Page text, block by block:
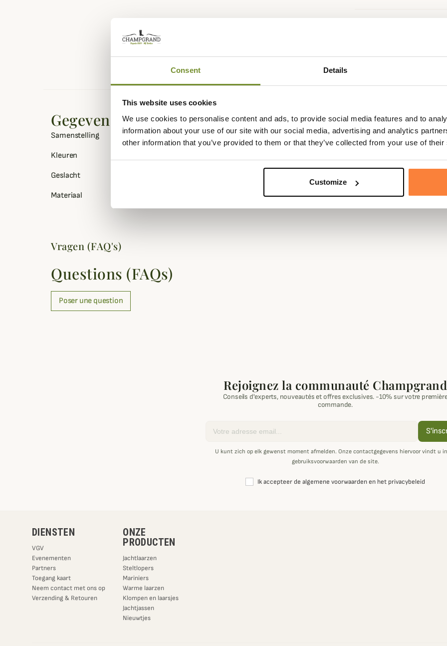
Consent Details
This website uses cookies
We use cookies to personalise content and ads, to provide social media features and to
information about your use of our site with our social media, advertising and analytics
other information that you’ve provided to them or that they’ve collected from your use of
Customize
Gegevensblad
Samenstelling 100% Nylon
Kleuren
Geslacht
Materiaal
Vragen (FAQ's)
Questions (FAQs)
Poser une question
Rejoignez la communauté Champgrand
Conseils d'experts, nouveautés et offres exclusives. -10% sur votre
commande.
U kunt zich op elk gewenst moment afmelden. Onze contactgegevens hiervoor vindt u
gebruiksvoorwaarden van de site.
Ik accepteer de algemene voorwaarden en het privacybeleid
DIENSTEN
VGV
Evenementen
Partners
Toegang kaart
Neem contact met ons op
Verzending & Retouren
ONZE
PRODUCTEN
Jachtlaarzen
Steltlopers
Mariniers
Warme laarzen
Klompen en laarsjes
Jachtjassen
Nieuwtjes